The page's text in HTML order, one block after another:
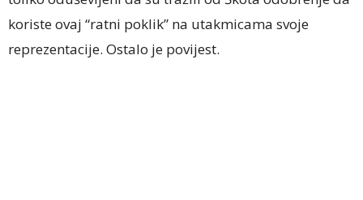
koriste ovaj “ratni poklik” na utakmicama svoje
reprezentacije. Ostalo je povijest.